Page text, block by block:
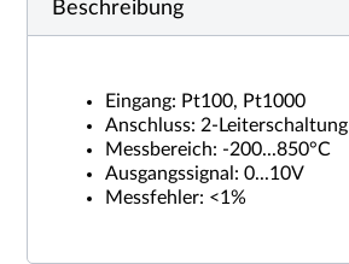
Beschreibung
Eingang: Pt100, Pt1000
Anschluss: 2-Leiterschaltung
Messbereich: -200...850°C
Ausgangssignal: 0...10V
Messfehler: <1%